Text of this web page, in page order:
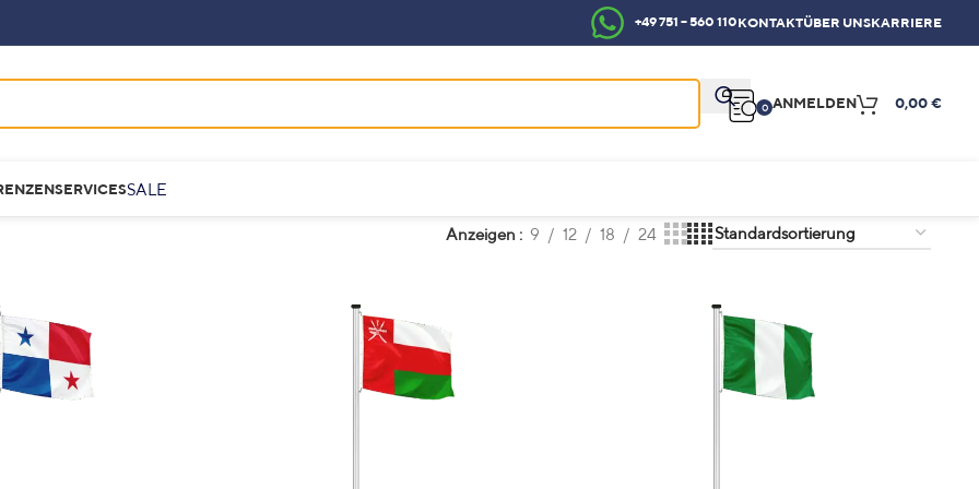
+49 751 – 560 110KONTAKTÜBER UNSKARRIERE
0 ANMELDEN 0,00 €
SERVICESSALE
Anzeigen 9 12 18 24